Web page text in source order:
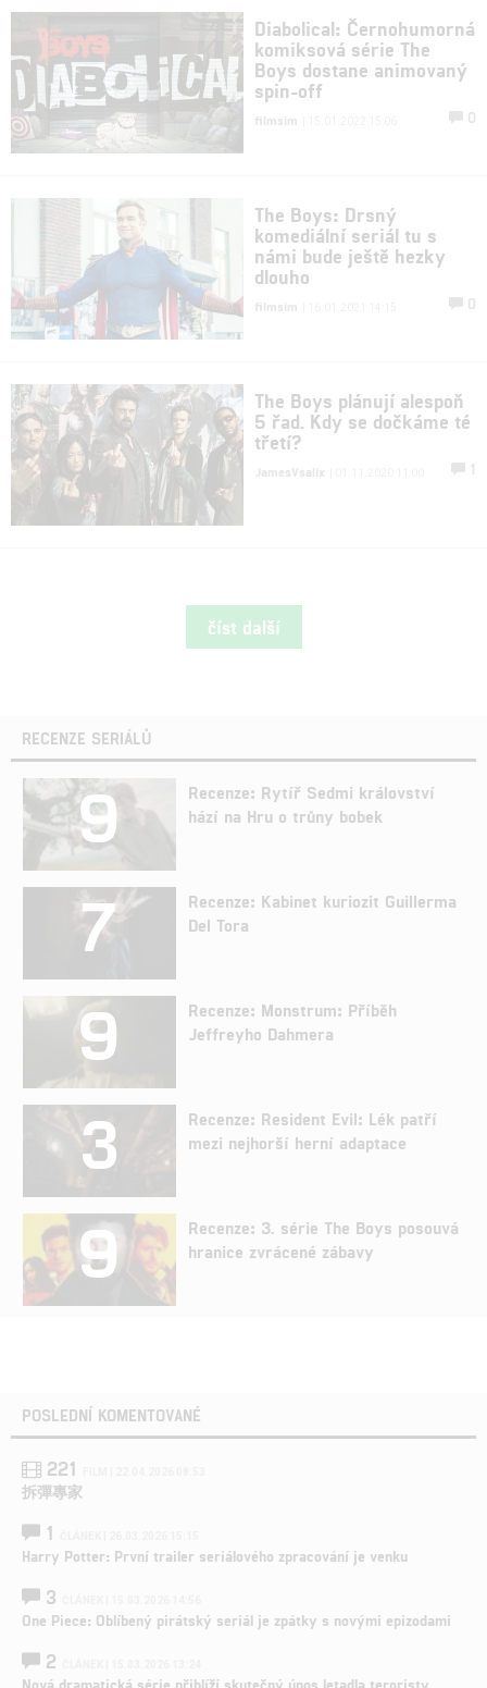
Diabolical: Černohumorná
komiksová série The
Boys dostane animovaný
spin-off
filmsim 0
The Boys: Drsný
komediální seriál tu s
námi bude ještě hezky
dlouho
filmsim 0
The Boys plánují alespoň
5 řad. Kdy se dočkáme té
třetí?
JamesVsalix 1
číst další
RECENZE SERIÁLŮ
9
Recenze: Rytíř Sedmi království
hází na Hru o trůny bobek
7
Recenze: Kabinet kuriozit Guillerma
Del Tora
9
Recenze: Monstrum: Příběh
Jeffreyho Dahmera
3
Recenze: Resident Evil: Lék patří
mezi nejhorší herní adaptace
9
Recenze: 3. série The Boys posouvá
hranice zvrácené zábavy
POSLEDNÍ KOMENTOVANÉ
221
拆彈專家
1
Harry Potter: První trailer seriálového zpracování je venku
3
One Piece: Oblíbený pirátský seriál je zpátky s novými epizodami
2
Nová dramatická série přiblíží skutečný únos letadla teroristy